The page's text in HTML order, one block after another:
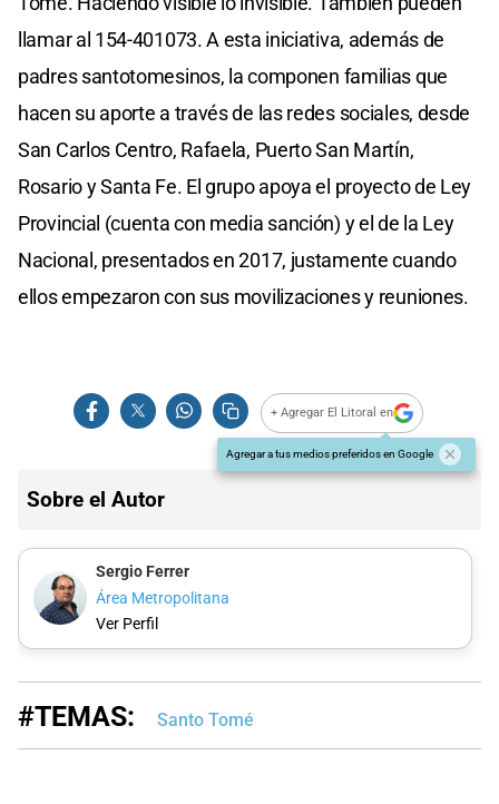
llamar al 154-401073. A esta iniciativa, además de
padres santotomesinos, la componen familias que
hacen su aporte a través de las redes sociales, desde
San Carlos Centro, Rafaela, Puerto San Martín,
Rosario y Santa Fe. El grupo apoya el proyecto de Ley
Provincial (cuenta con media sanción) y el de la Ley
Nacional, presentados en 2017, justamente cuando
ellos empezaron con sus movilizaciones y reuniones.
+ Agregar El Litoral en
Agregar a tus medios preferidos en Google
Sobre el Autor
Sergio Ferrer
Área Metropolitana
Ver Perfil
#TEMAS: Santo Tomé